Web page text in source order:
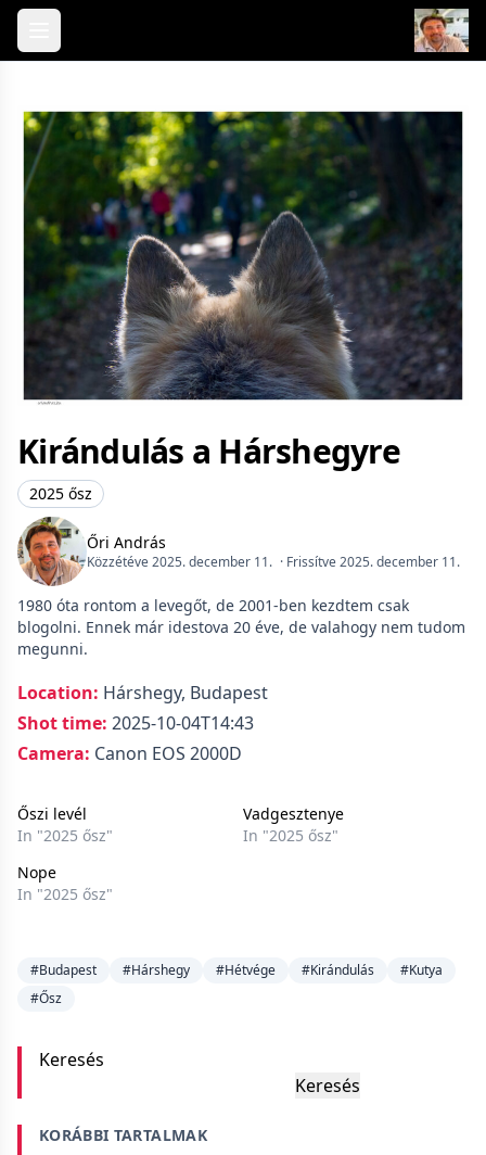
Skip to content
Kirándulás a Hárshegyre
2025 ősz
Őri András
Közzétéve 2025. december 11. · Frissítve 2025. december 11.
1980 óta rontom a levegőt, de 2001-ben kezdtem csak
blogolni. Ennek már idestova 20 éve, de valahogy nem tudom
megunni.
Location: Hárshegy, Budapest
Shot time: 2025-10-04T14:43
Camera: Canon EOS 2000D
Őszi levél
In "2025 ősz"
Vadgesztenye
In "2025 ősz"
Nope
In "2025 ősz"
#Budapest #Hárshegy #Hétvége #Kirándulás
#Kutya
#Ősz
Keresés
Keresés
KORÁBBI TARTALMAK